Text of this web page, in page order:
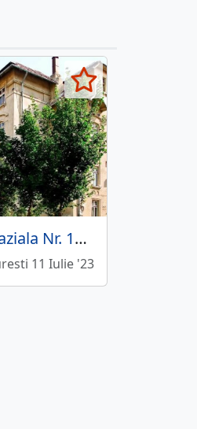
Scoala Gimnaziala Nr. 17 - Pia Bratianu
11 Iulie '23